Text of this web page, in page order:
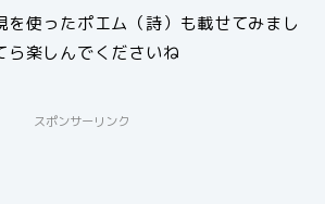
を使ったポエム（詩）も載せてみまし
ら楽しんでくださいね
スポンサーリンク